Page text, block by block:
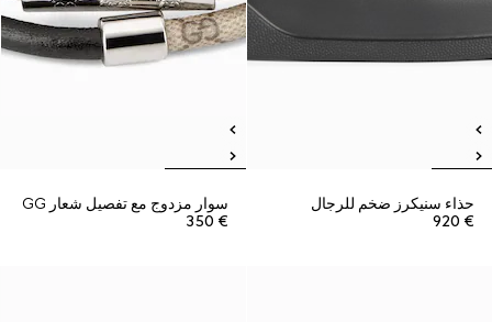
حذاء سنيكرز ضخم للرجال
€ 920
سوار مزدوج مع تفصيل شعار GG
€ 350